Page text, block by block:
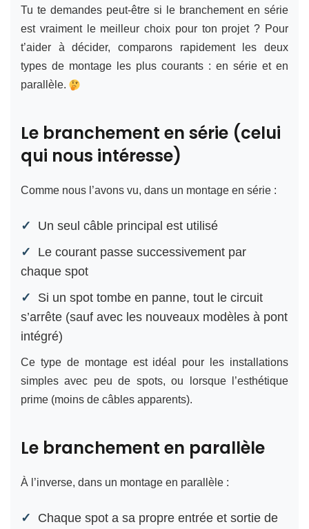
Tu te demandes peut-être si le branchement en série
est vraiment le meilleur choix pour ton projet ? Pour
t’aider à décider, comparons rapidement les deux
types de montage les plus courants : en série et en
parallèle.
Le branchement en série (celui
qui nous intéresse)
Comme nous l’avons vu, dans un montage en série :
Un seul câble principal est utilisé
Le courant passe successivement par
chaque spot
Si un spot tombe en panne, tout le circuit
s’arrête (sauf avec les nouveaux modèles à pont
intégré)
Ce type de montage est idéal pour les installations
simples avec peu de spots, ou lorsque l’esthétique
prime (moins de câbles apparents).
Le branchement en parallèle
À l’inverse, dans un montage en parallèle :
Chaque spot a sa propre entrée et sortie de